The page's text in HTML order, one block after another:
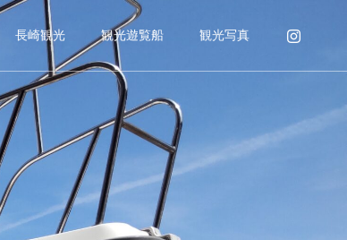
長崎観光 観光遊覧船 観光写真